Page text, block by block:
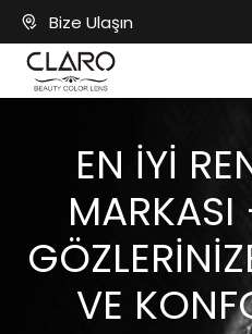
Bize Ulaşın
EN İYI
VE